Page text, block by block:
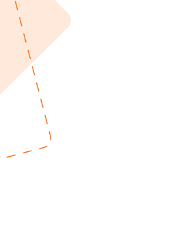
Зарубљена пирамида 2
примери 1